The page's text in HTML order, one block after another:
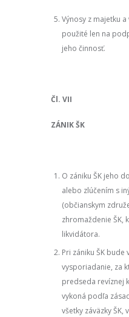
Výnosy z majetku
použité len na
jeho činnosť.
Čl. VII
ZÁNIK ŠK
O zániku ŠK jeho
alebo zlúčením s
(občianskym
zhromaždenie ŠK,
likvidátora.
Pri zániku ŠK
vysporiadanie, za
predseda revíznej
vykoná podľa
všetky záväzky ŠK,